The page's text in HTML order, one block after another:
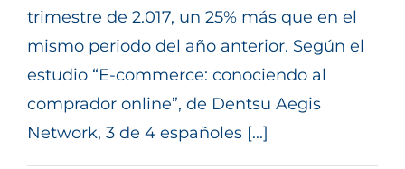
trimestre de 2.017, un 25% más que en el
mismo periodo del año anterior. Según el
estudio “E-commerce: conociendo al
comprador online”, de Dentsu Aegis
Network, 3 de 4 españoles [...]